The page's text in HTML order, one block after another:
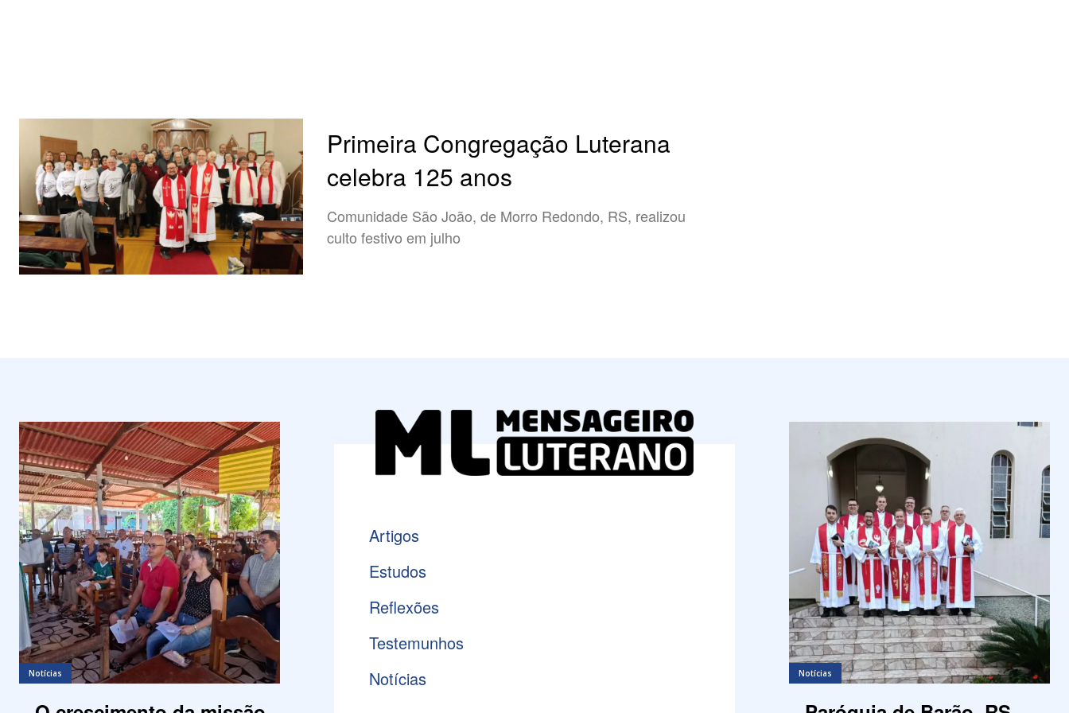
Primeira Congregação Luterana
celebra 125 anos
Comunidade São João, de Morro Redondo, RS, realizou
culto festivo em julho
Notícias
Artigos
Estudos
Reflexões
Testemunhos
Notícias
Notícias